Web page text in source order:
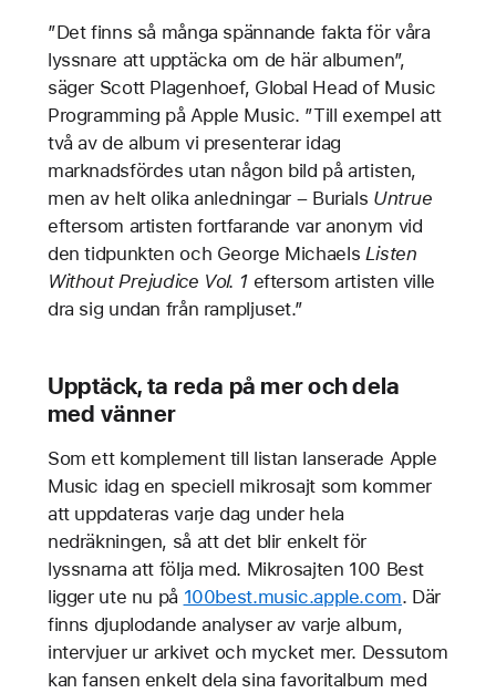
”Det finns så många spännande fakta för våra
lyssnare att upptäcka om de här albumen”,
säger Scott Plagenhoef, Global Head of Music
Programming på Apple Music. ”Till exempel att
två av de album vi presenterar idag
marknadsfördes utan någon bild på artisten,
men av helt olika anledningar – Burials Untrue
eftersom artisten fortfarande var anonym vid
den tidpunkten och George Michaels Listen
Without Prejudice Vol. 1eftersom artisten ville
dra sig undan från rampljuset.”
Upptäck, ta reda på mer och dela
med vänner
Som ett komplement till listan lanserade Apple
Music idag en speciell mikrosajt som kommer
att uppdateras varje dag under hela
nedräkningen, så att det blir enkelt för
lyssnarna att följa med. Mikrosajten 100 Best
ligger ute nu på 100best.music.apple.com. Där
finns djuplodande analyser av varje album,
intervjuer ur arkivet och mycket mer. Dessutom
kan fansen enkelt dela sina favoritalbum med